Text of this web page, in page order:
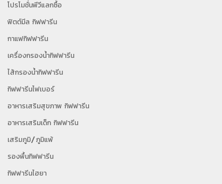
โปรโมชั่นพีวีแลกซื้อ
ฟิตต์มีล กิฟฟารีน
กาแฟกิฟฟารีน
เครื่องกรองน้ำกิฟฟารีน
ไส้กรองน้ำกิฟฟารีน
กิฟฟารีนไฟเบอร์
อาหารเสริมสุขภาพ กิฟฟารีน
อาหารเสริมเด็ก กิฟฟารีน
เสริมภูมิ/ภูมิแพ้
รองพื้นกิฟฟารีน
กิฟฟารีนไฮยา